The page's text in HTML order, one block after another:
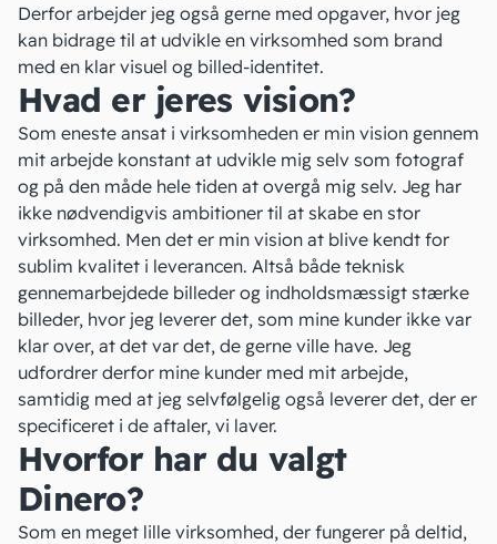
Derfor arbejder jeg også gerne med opgaver, hvor jeg
kan bidrage til at udvikle en virksomhed som brand
med en klar visuel og billed-identitet.
Hvad er jeres vision?
Som eneste ansat i virksomheden er min vision gennem
mit arbejde konstant at udvikle mig selv som fotograf
og på den måde hele tiden at overgå mig selv. Jeg har
ikke nødvendigvis ambitioner til at skabe en stor
virksomhed. Men det er min vision at blive kendt for
sublim kvalitet i leverancen. Altså både teknisk
gennemarbejdede billeder og indholdsmæssigt stærke
billeder, hvor jeg leverer det, som mine kunder ikke var
klar over, at det var det, de gerne ville have. Jeg
udfordrer derfor mine kunder med mit arbejde,
samtidig med at jeg selvfølgelig også leverer det, der er
specificeret i de aftaler, vi laver.
Hvorfor har du valgt
Dinero?
Som en meget lille virksomhed, der fungerer på deltid,